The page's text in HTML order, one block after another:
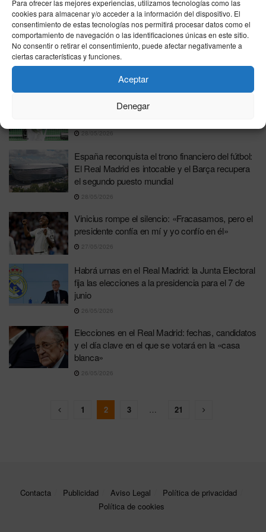
Para ofrecer las mejores experiencias, utilizamos tecnologías como las
cookies para almacenar y/o acceder a la información del dispositivo. El
consentimiento de estas tecnologías nos permitirá procesar datos como el
comportamiento de navegación o las identificaciones únicas en este sitio.
No consentir o retirar el consentimiento, puede afectar negativamente a
ciertas características y funciones.
Aceptar
Denegar
02/06/2026
BOMBAZO EN EL MERCADO: Florentino
Pérez tiene a tiro el fichaje de Ibrahima Konaté
para el Real Madrid
El Real Madrid espera a Modric con los brazos
28/05/2026
España reconquista el trono financiero del fútbol:
El Real Madrid es intocable y el Barça recupera
el segundo puesto mundial
28/05/2026
Vinicius rompe el silencio: «Fracasamos, pero el
presidente confía en mí y yo confío en él»
27/05/2026
Habrá urnas en el Real Madrid: la Junta Electoral
fija las elecciones a la presidencia para el 7 de
junio
26/05/2026
Elecciones en el Real Madrid: fechas, candidatos
y el día clave en el que se votará en la «casa
blanca»
26/05/2026
1 2 3 21
Contacta Publicidad Aviso Legal
Política de privacidad
Política de cookies